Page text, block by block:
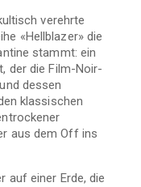
verehrte
«Hellblazer» die
stammt: ein
der die Film-Noir-
dessen
klassischen
aus dem Off ins
auf einer Erde, die